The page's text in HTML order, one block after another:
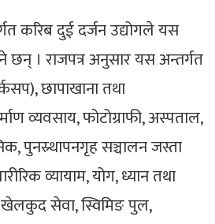
करिब दुई दर्जन उद्योगले यस
छन् । राजपत्र अनुसार यस अन्तर्गत
छापाखाना तथा
व्यवसाय, फोटोग्राफी, अस्पताल,
पुनस्र्थापनगृह सञ्चालन जस्ता
व्यायाम, योग, ध्यान तथा
खेलकुद सेवा, स्विमिङ पुल,